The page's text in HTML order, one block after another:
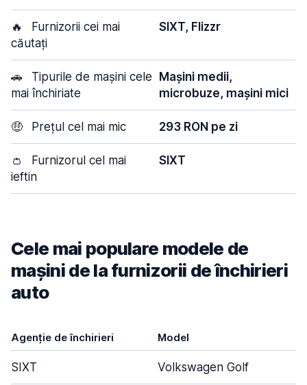
🔥
Furnizorii cei mai
căutați
SIXT, Flizzr
🚗
Tipurile de mașini cele
mai închiriate
Mașini medii,
microbuze, mașini mici
🤑 Prețul cel mai mic 293 RON pe zi
👛
Furnizorul cel mai
ieftin
SIXT
Cele mai populare modele de
mașini de la furnizorii de închirieri
auto
Agenție de închirieri Model
SIXT Volkswagen Golf